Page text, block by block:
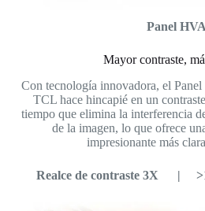
Panel HVA
Mayor contraste,
Con tecnología innovadora, el
TCL hace hincapié en un
tiempo que elimina la interferencia
de la imagen, lo que ofrece
impresionante más
Realce de contraste 3X |